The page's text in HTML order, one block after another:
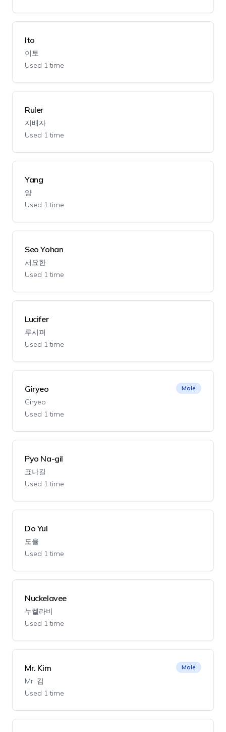
Ito
이토
Used 1 time
Ruler
지배자
Used 1 time
Yang
양
Used 1 time
Seo Yohan
서요한
Used 1 time
Lucifer
루시퍼
Used 1 time
Giryeo
Giryeo
Used 1 time
Male
Pyo Na-gil
표나길
Used 1 time
Do Yul
도율
Used 1 time
Nuckelavee
누켈라비
Used 1 time
Mr. Kim
Mr. 김
Used 1 time
Male